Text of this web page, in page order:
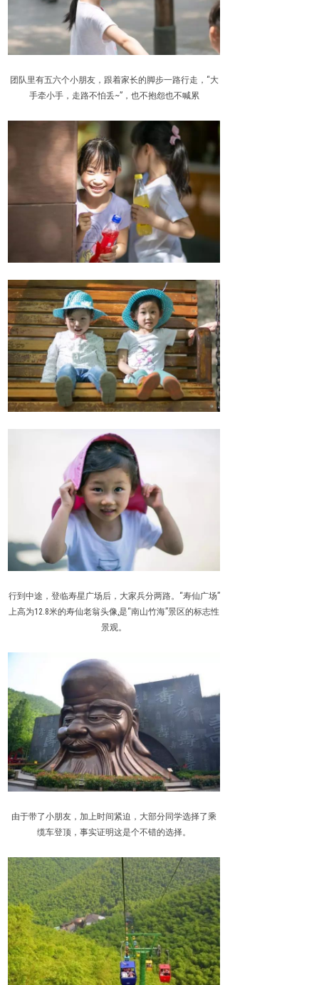
团队里有五六个小朋友，跟着家长的脚步一路行走，“大
手牵小手，走路不怕丢~”，也不抱怨也不喊累
行到中途，登临寿星广场后，大家兵分两路。“寿仙广场”
上高为12.8米的寿仙老翁头像,是“南山竹海”景区的标志性
景观。
由于带了小朋友，加上时间紧迫，大部分同学选择了乘
缆车登顶，事实证明这是个不错的选择。